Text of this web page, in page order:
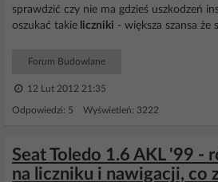
sprawdzić czy nie ma gdzieś uszkodzeń
oszukać takie liczniki - większa szansa że
Forum Budowlane
12 Lut 2012 21:35
Odpowiedzi: 5 Wyświetleń: 3222
Seat Toledo 1.6 AKL '99 -
na liczniku i nawigacji, co